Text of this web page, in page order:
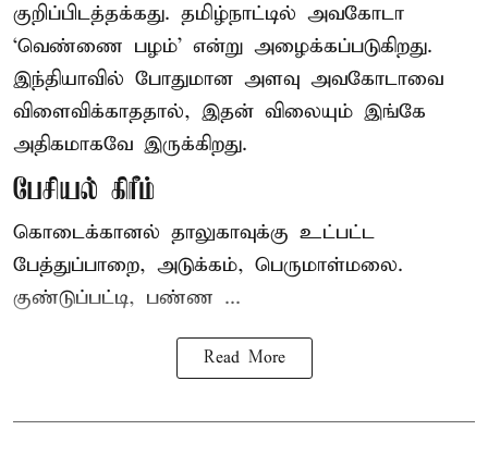
குறிப்பிடத்தக்கது. தமிழ்நாட்டில் அவகோடா
‘வெண்ணை பழம்’ என்று அழைக்கப்படுகிறது.
இந்தியாவில் போதுமான அளவு அவகோடாவை
விளைவிக்காததால், இதன் விலையும் இங்கே
அதிகமாகவே இருக்கிறது.
பேசியல் கிரீம்
கொடைக்கானல் தாலுகாவுக்கு உட்பட்ட
பேத்துப்பாறை, அடுக்கம், பெருமாள்மலை.
குண்டுப்பட்டி, பண்ண ...
Read More